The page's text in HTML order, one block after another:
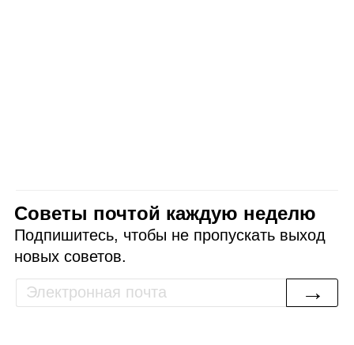
Советы почтой каждую неделю
Подпишитесь, чтобы не пропускать выход
новых советов.
→